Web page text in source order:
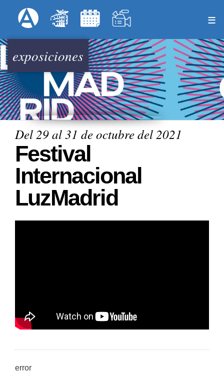
al
principal
Menú Superior
exposiciones
Del 29 al 31 de octubre del 2021
Festival
Internacional
LuzMadrid
error